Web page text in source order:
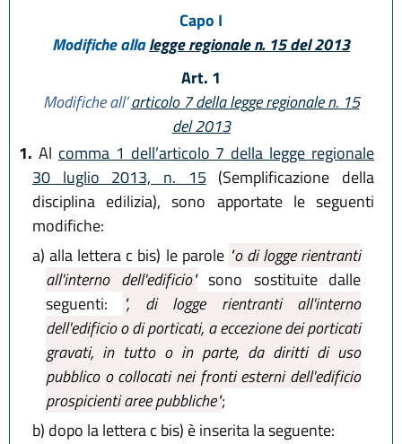
Capo I
Modifiche allalegge regionale n. 15 del 2013
Art. 1
Modifiche all’articolo 7 della legge regionale n. 15
del 2013
1. Al comma 1 dell’articolo 7 della legge regionale
30 luglio 2013, n. 15 (Semplificazione della
disciplina edilizia), sono apportate le seguenti
modifiche:
a) alla lettera c bis) le parole "o di logge rientranti
all'interno dell'edificio"sono sostituite dalle
seguenti:
", di logge rientranti all'interno
dell'edificio o di porticati, a eccezione dei porticati
gravati, in tutto o in parte, da diritti di uso
pubblico o collocati nei fronti esterni dell'edificio
prospicienti aree pubbliche";
b) dopo la lettera c bis) è inserita la seguente: